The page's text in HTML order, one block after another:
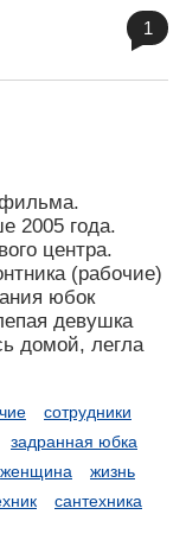
1
фильма.
2005 года.
центра.
(рабочие)
юбок
девушка
домой, легла
сотрудники
задранная юбка
женщина
жизнь
сантехника